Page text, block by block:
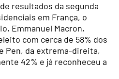
resultados da segunda
em França, o
Emmanuel Macron,
com cerca de 58% dos
Pen, da extrema-direita,
42% e já reconheceu a